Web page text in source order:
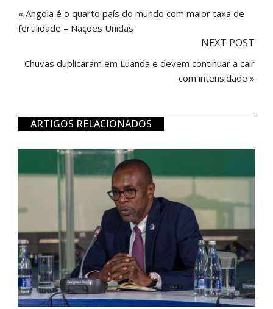
« Angola é o quarto país do mundo com maior taxa de
fertilidade – Nações Unidas
NEXT POST
Chuvas duplicaram em Luanda e devem continuar a cair
com intensidade »
ARTIGOS RELACIONADOS